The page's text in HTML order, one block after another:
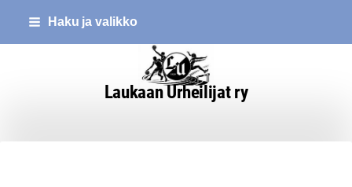
Siirry
Haku ja valikko
Laukaan Urheilijat ry